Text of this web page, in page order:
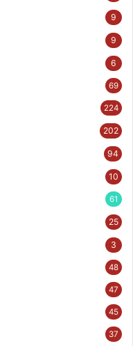
9
9
6
69
224
202
94
10
61
25
3
48
47
45
37